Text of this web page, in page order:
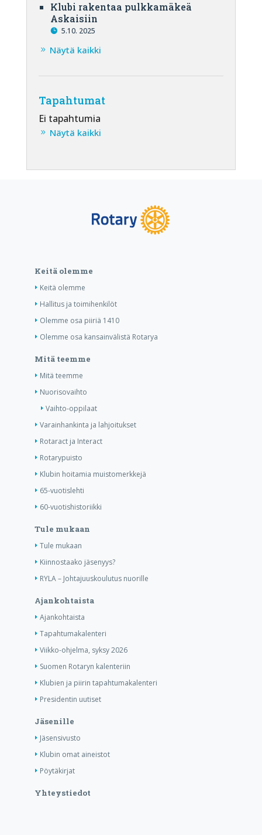
Klubi rakentaa pulkkamäkeä
Askaisiin
5.10. 2025
Näytä kaikki
Tapahtumat
Ei tapahtumia
Näytä kaikki
Keitä olemme
Keitä olemme
Hallitus ja toimihenkilöt
Olemme osa piiriä 1410
Olemme osa kansainvälistä Rotarya
Mitä teemme
Mitä teemme
Nuorisovaihto
Vaihto-oppilaat
Varainhankinta ja lahjoitukset
Rotaract ja Interact
Rotarypuisto
Klubin hoitamia muistomerkkejä
65-vuotislehti
60-vuotishistoriikki
Tule mukaan
Tule mukaan
Kiinnostaako jäsenyys?
RYLA – Johtajuuskoulutus nuorille
Ajankohtaista
Ajankohtaista
Tapahtumakalenteri
Viikko-ohjelma, syksy 2026
Suomen Rotaryn kalenteriin
Klubien ja piirin tapahtumakalenteri
Presidentin uutiset
Jäsenille
Jäsensivusto
Klubin omat aineistot
Pöytäkirjat
Yhteystiedot